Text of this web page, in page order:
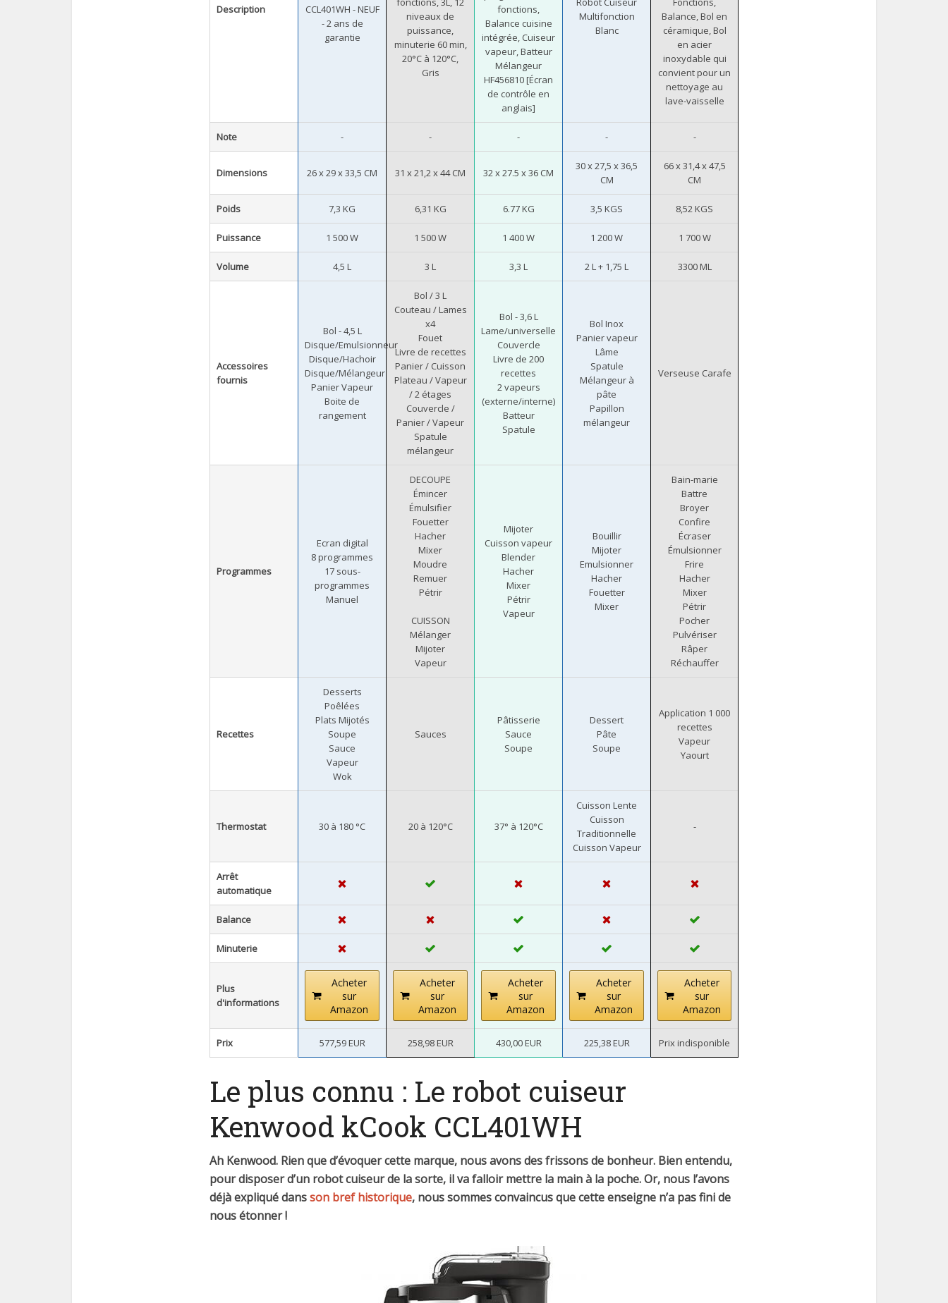
Description
CCL401WH - NEUF
- 2 ans de
garantie
niveaux de
puissance,
minuterie 60 min,
20°C à 120°C,
Gris
fonctions,
Balance cuisine
intégrée, Cuiseur
vapeur, Batteur
Mélangeur
HF456810 [Écran
de contrôle en
anglais]
Multifonction
Blanc
Balance, Bol en
céramique, Bol
en acier
inoxydable qui
convient pour un
nettoyage au
lave-vaisselle
Note - - - - -
Dimensions 26 x 29 x 33,5 CM 31 x 21,2 x 44 CM 32 x 27.5 x 36 CM
30 x 27,5 x 36,5
CM
66 x 31,4 x 47,5
CM
Poids 7,3 KG 6,31 KG 6.77 KG 3,5 KGS 8,52 KGS
Puissance 1 500 W 1 500 W 1 400 W 1 200 W 1 700 W
Volume 4,5 L 3 L 3,3 L 2 L + 1,75 L 3300 ML
Accessoires
fournis
Bol - 4,5 L
Disque/Emulsionneur
Disque/Hachoir
Disque/Mélangeur
Panier Vapeur
Boite de
rangement
Bol / 3 L
Couteau / Lames
x4
Fouet
Livre de recettes
Panier / Cuisson
Plateau / Vapeur
/ 2 étages
Couvercle /
Panier / Vapeur
Spatule
mélangeur
Bol - 3,6 L
Lame/universelle
Couvercle
Livre de 200
recettes
2 vapeurs
(externe/interne)
Batteur
Spatule
Bol Inox
Panier vapeur
Lâme
Spatule
Mélangeur à
pâte
Papillon
mélangeur
Verseuse Carafe
Programmes
Ecran digital
8 programmes
17 sous-
programmes
Manuel
DECOUPE
Émincer
Émulsifier
Fouetter
Hacher
Mixer
Moudre
Remuer
Pétrir
CUISSON
Mélanger
Mijoter
Vapeur
Mijoter
Cuisson vapeur
Blender
Hacher
Mixer
Pétrir
Vapeur
Bouillir
Mijoter
Emulsionner
Hacher
Fouetter
Mixer
Bain-marie
Battre
Broyer
Confire
Écraser
Émulsionner
Frire
Hacher
Mixer
Pétrir
Pocher
Pulvériser
Râper
Réchauffer
Recettes
Desserts
Poêlées
Plats Mijotés
Soupe
Sauce
Vapeur
Wok
Sauces
Pâtisserie
Sauce
Soupe
Dessert
Pâte
Soupe
Application 1 000
recettes
Vapeur
Yaourt
Thermostat 30 à 180 °C 20 à 120°C 37° à 120°C
Cuisson Lente
Cuisson
Traditionnelle
Cuisson Vapeur
-
Arrêt
automatique
Balance
Minuterie
Plus
d'informations
Acheter
sur
Amazon
Acheter
sur
Amazon
Acheter
sur
Amazon
Acheter
sur
Amazon
Acheter
sur
Amazon
Prix 577,59 EUR 258,98 EUR 430,00 EUR 225,38 EUR Prix indisponible
Le plus connu : Le robot cuiseur
Kenwood kCook CCL401WH
Ah Kenwood. Rien que d’évoquer cette marque, nous avons des frissons de bonheur. Bien entendu,
pour disposer d’un robot cuiseur de la sorte, il va falloir mettre la main à la poche. Or, nous l’avons
déjà expliqué dansson bref historique, nous sommes convaincus que cette enseigne n’a pas fini de
nous étonner !